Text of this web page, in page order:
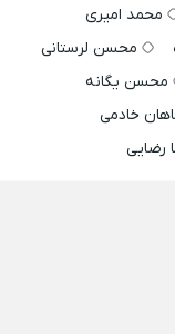
محمد امیری
محسن لرستانی
محسن یگانه
خادمی
رضایی